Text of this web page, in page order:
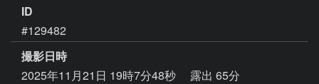
ID
#129482
撮影日時
2025年11月21日 19時7分48秒
露出 65分